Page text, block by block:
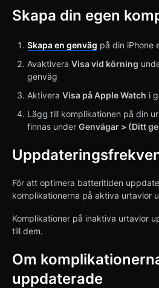
Skapa din egen
Skapa en genväg på din iPhone
Avaktivera Visa vid körning
genväg
Aktivera Visa på Apple Watch i
Lägg till komplikationen på din
finnas under Genvägar > (Ditt
För att optimera batteritiden
komplikationerna på aktiva urtavlor
Komplikationer på inaktiva urtavlor
till dem.
Om
uppdaterade